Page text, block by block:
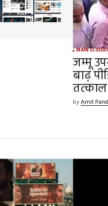
MAIN SLIDER
जम्मू
बाढ़
byAmit